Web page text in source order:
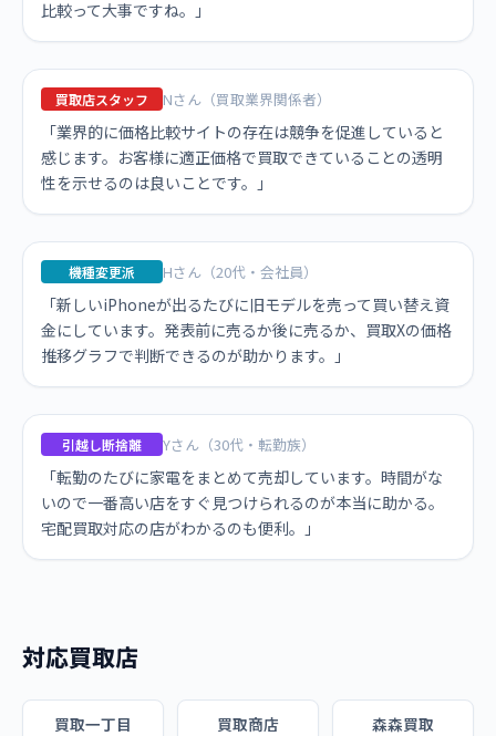
比較って大事ですね。」
買取店スタッフ Nさん（買取業界関係者）
「業界的に価格比較サイトの存在は競争を促進していると
感じます。お客様に適正価格で買取できていることの透明
性を示せるのは良いことです。」
機種変更派 Hさん（20代・会社員）
「新しいiPhoneが出るたびに旧モデルを売って買い替え資
金にしています。発表前に売るか後に売るか、買取Xの価格
推移グラフで判断できるのが助かります。」
引越し断捨離 Yさん（30代・転勤族）
「転勤のたびに家電をまとめて売却しています。時間がな
いので一番高い店をすぐ見つけられるのが本当に助かる。
宅配買取対応の店がわかるのも便利。」
対応買取店
買取一丁目 買取商店 森森買取